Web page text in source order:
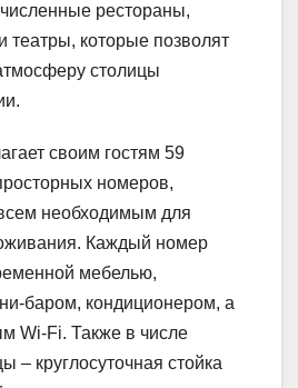
рестораны,
театры, которые позволят
столицы
своим гостям 59
номеров,
необходимым для
Каждый номер
мебелью,
баром, кондиционером, а
Wi-Fi. Также в числе
– круглосуточная стойка